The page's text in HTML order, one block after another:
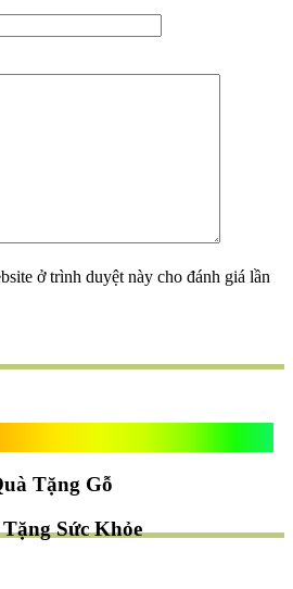
ở trình duyệt này cho đánh giá lần
Tặng Gỗ
Sức Khỏe